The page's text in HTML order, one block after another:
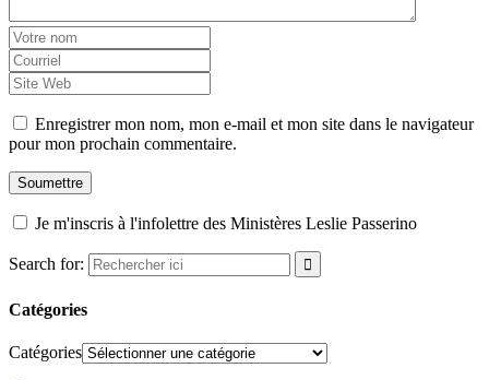
Enregistrer mon nom, mon e-mail et mon site dans le navigateur
pour mon prochain commentaire.
Je m'inscris à l'infolettre des Ministères Leslie Passerino
Search for:
Catégories
Catégories